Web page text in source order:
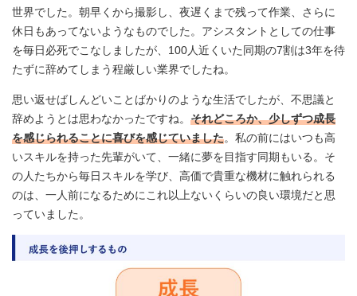
世界でした。朝早くから撮影し、夜遅くまで残って作業、さらに
休日もあってないようなものでした。アシスタントとしての仕事
を毎日必死でこなしましたが、100人近くいた同期の7割は3年を待
たずに辞めてしまう程厳しい業界でしたね。
思い返せばしんどいことばかりのような生活でしたが、不思議と
辞めようとは思わなかったですね。 それどころか、少しずつ成長
を感じられることに喜びを感じていました。私の前にはいつも高
いスキルを持った先輩がいて、一緒に夢を目指す同期もいる。そ
の人たちから毎日スキルを学び、高価で貴重な機材に触れられる
のは、一人前になるためにこれ以上ないくらいの良い環境だと思
っていました。